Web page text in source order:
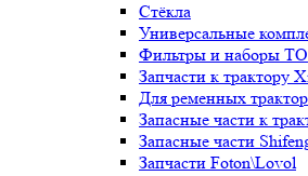
Стёкла
Универсальные
Фильтры и наборы ТО
Запчасти к трактору
Для ременных
Запасные части к
Запасные части
Запчасти Foton\Lovol